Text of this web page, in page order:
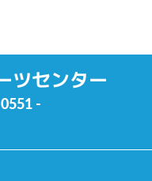
ツセンター
-